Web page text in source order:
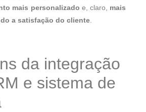
mais personalizado e, claro, mais
a satisfação do cliente
da integração
e sistema de